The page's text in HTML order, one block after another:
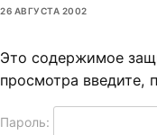
26 АВГУСТА 2002
Это содержимое
просмотра введите,
Пароль: